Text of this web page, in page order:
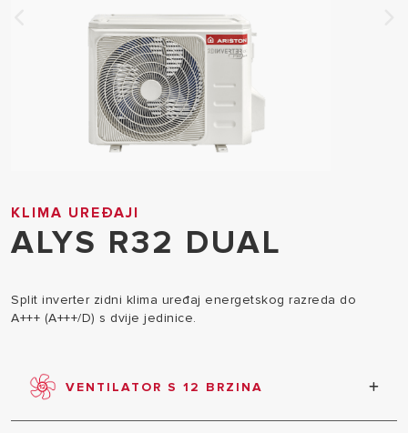
KLIMA UREĐAJI
ALYS R32 DUAL
Split inverter zidni klima uređaj energetskog razreda do
A+++ (A+++/D) s dvije jedinice.
VENTILATOR S 12 BRZINA
Proizvod ima ukupno 12 brzina: tri podesive brzine